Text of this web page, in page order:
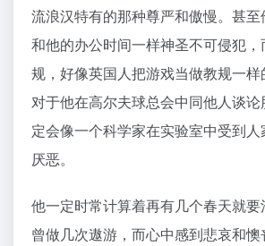
流浪汉特有的那种尊严和傲慢。甚
和他的办公时间一样神圣不可侵犯
规，好像英国人把游戏当做教规一
对于他在高尔夫球总会中同他人谈
定会像一个科学家在实验室中受到
厌恶。
他一定时常计算着再有几个春天就
曾做几次遨游，而心中感到悲哀和